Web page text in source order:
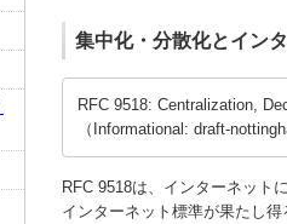
集中化・分散化とイン
RFC 9518: Centralization,
（Informational: draft-
RFC 9518は、インターネット
インターネット標準が果たし